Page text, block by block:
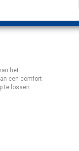
het
een comfort
te lossen.